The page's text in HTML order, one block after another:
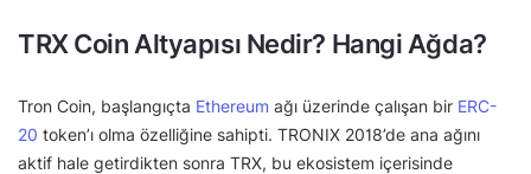
TRX Coin Altyapısı Nedir? Hangi Ağda?
Tron Coin, başlangıçta Ethereum ağı üzerinde çalışan bir ERC-
20 token’ı olma özelliğine sahipti. TRONIX 2018’de ana ağını
aktif hale getirdikten sonra TRX, bu ekosistem içerisinde